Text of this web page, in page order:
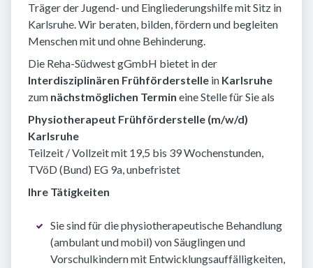
Träger der Jugend- und Eingliederungshilfe mit Sitz in
Karlsruhe. Wir beraten, bilden, fördern und begleiten
Menschen mit und ohne Behinderung.
Die Reha-Südwest gGmbH bietet in der
Interdisziplinären Frühförderstelle in Karlsruhe
zum nächstmöglichen Termin eine Stelle für Sie als
Physiotherapeut Frühförderstelle (m/w/d)
Karlsruhe
Teilzeit / Vollzeit mit 19,5 bis 39 Wochenstunden,
TVöD (Bund) EG 9a, unbefristet
Ihre Tätigkeiten
Sie sind für die physiotherapeutische Behandlung
(ambulant und mobil) von Säuglingen und
Vorschulkindern mit Entwicklungsauffälligkeiten,